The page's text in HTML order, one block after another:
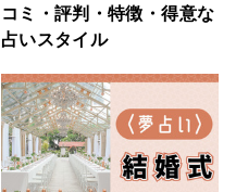
コミ・評判・特徴・得意な
占いスタイル